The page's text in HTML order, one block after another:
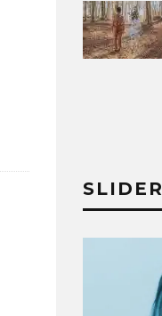
SLIDER